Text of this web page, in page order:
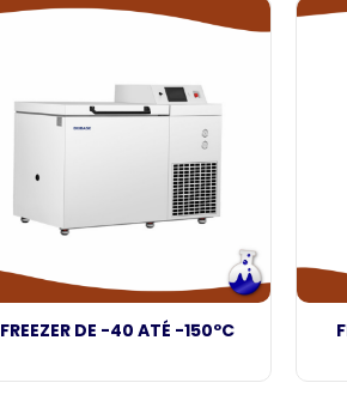
FREEZER DE -40 ATÉ -150ºC